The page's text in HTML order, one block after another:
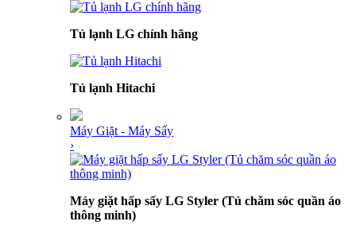
Tủ lạnh LG chính hãng
Tủ lạnh Hitachi
Máy Giặt - Máy Sấy
›
Máy giặt hấp sấy LG Styler (Tủ chăm sóc quần áo
thông minh)